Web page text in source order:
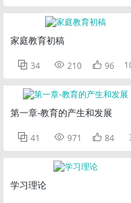
家庭教育初稿
 34  210  96
第一章-教育的产生和发展
 41  971  84
学习理论